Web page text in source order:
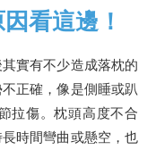
看這邊！
實有不少造成落枕的
正確，像是側睡或趴
拉傷。枕頭高度不合
時間彎曲或懸空，也